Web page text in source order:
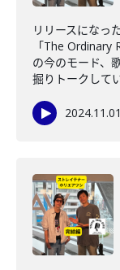
リリースになっ
「The Ordinary
の今のモード、
掘りトークして
2024.11.01